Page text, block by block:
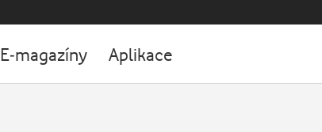
E-magazíny Aplikace